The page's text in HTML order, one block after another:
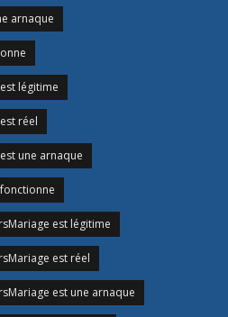
arnaque
légitime
réel
une arnaque
est légitime
est réel
est une arnaque